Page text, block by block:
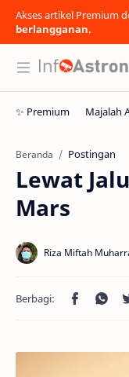
Akses artikel Premium
berlangganan.
Beranda Postingan
Lewat
Mars